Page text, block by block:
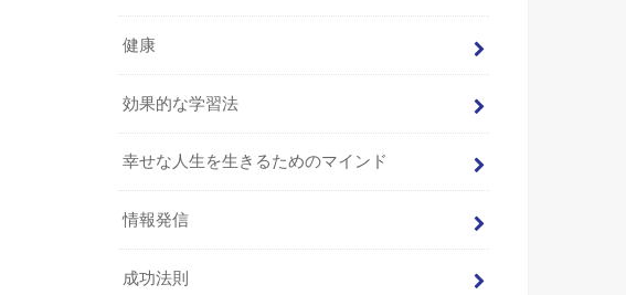
健康
効果的な学習法
幸せな人生を生きるためのマインド
情報発信
成功法則